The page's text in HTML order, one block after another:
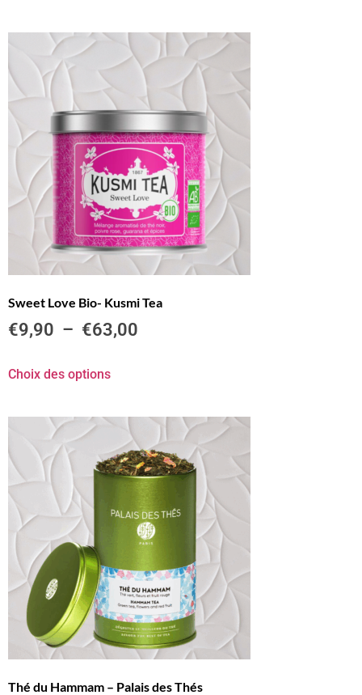
Sweet Love Bio- Kusmi Tea
€9,90 – €63,00
Choix des options
Thé du Hammam – Palais des Thés